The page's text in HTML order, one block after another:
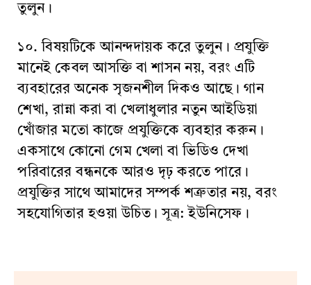
তুলুন।
১০. বিষয়টিকে আনন্দদায়ক করে তুলুন। প্রযুক্তি
মানেই কেবল আসক্তি বা শাসন নয়, বরং এটি
ব্যবহারের অনেক সৃজনশীল দিকও আছে। গান
শেখা, রান্না করা বা খেলাধুলার নতুন আইডিয়া
খোঁজার মতো কাজে প্রযুক্তিকে ব্যবহার করুন।
একসাথে কোনো গেম খেলা বা ভিডিও দেখা
পরিবারের বন্ধনকে আরও দৃঢ় করতে পারে।
প্রযুক্তির সাথে আমাদের সম্পর্ক শত্রুতার নয়, বরং
সহযোগিতার হওয়া উচিত। সূত্র: ইউনিসেফ।